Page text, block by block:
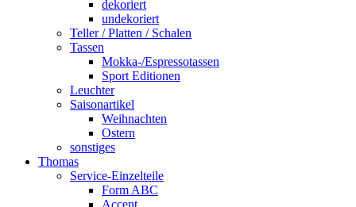
dekoriert
undekoriert
Teller / Platten / Schalen
Tassen
Mokka-/Espressotassen
Sport Editionen
Leuchter
Saisonartikel
Weihnachten
Ostern
sonstiges
Thomas
Service-Einzelteile
Form ABC
Accent